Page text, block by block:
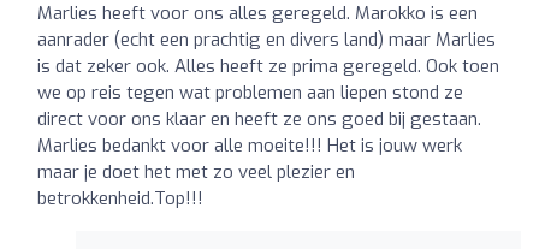
Marlies heeft voor ons alles geregeld. Marokko is een
aanrader (echt een prachtig en divers land) maar Marlies
is dat zeker ook. Alles heeft ze prima geregeld. Ook toen
we op reis tegen wat problemen aan liepen stond ze
direct voor ons klaar en heeft ze ons goed bij gestaan.
Marlies bedankt voor alle moeite!!! Het is jouw werk
maar je doet het met zo veel plezier en
betrokkenheid.Top!!!